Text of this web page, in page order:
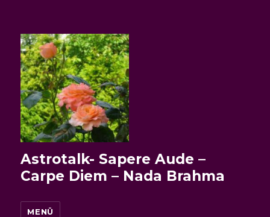
Astrotalk- Sapere Aude –
Carpe Diem – Nada Brahma
MENÜ